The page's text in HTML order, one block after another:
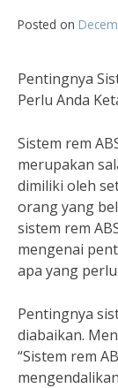
Posted on
Pentingnya
Perlu Anda
Sistem rem
merupakan
dimiliki oleh
orang yang
sistem rem
mengenai
apa yang
Pentingnya
diabaikan.
“Sistem rem